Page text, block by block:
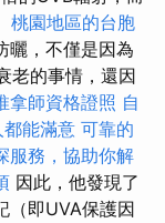
桃園地區的台胞
曬，不僅是因為
老的事情，還因
拿師資格證照 自
能滿意 可靠的
服務，協助你解
因此，他發現了
（即UVA保護因